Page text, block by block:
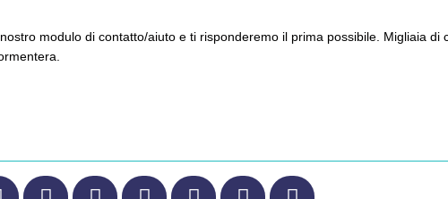
modulo di contatto/aiuto e ti risponderemo il prima possibile. Migliaia di